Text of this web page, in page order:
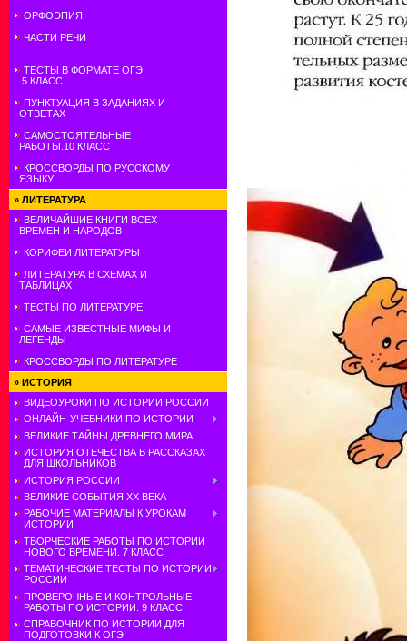
ОРФОЭПИЯ
ЧАСТИ РЕЧИ
ТЕСТЫ В ФОРМАТЕ ОГЭ.
5 КЛАСС
ПУНКТУАЦИЯ В ЗАДАНИЯХ И
ОТВЕТАХ
САМОСТОЯТЕЛЬНЫЕ
РАБОТЫ.10 КЛАСС
КРОССВОРДЫ ПО РУССКОМУ
ЯЗЫКУ
» ЛИТЕРАТУРА
ВЕЛИЧАЙШИЕ КНИГИ ВСЕХ
ВРЕМЕН И НАРОДОВ
КОРИФЕИ ЛИТЕРАТУРЫ
ЛИТЕРАТУРА В СХЕМАХ И
ТАБЛИЦАХ
ТЕСТЫ ПО ЛИТЕРАТУРЕ
САМЫЕ ИЗВЕСТНЫЕ МИФЫ И
ЛЕГЕНДЫ
КРОССВОРДЫ ПО ЛИТЕРАТУРЕ
» ИСТОРИЯ
ВИДЕОУРОКИ ПО ИСТОРИИ РОССИИ
ОНЛАЙН-УЧЕБНИКИ ПО ИСТОРИИ
ВЕЛИКИЕ ТАЙНЫ ДРЕВНЕГО МИРА
ИСТОРИЯ ОТЕЧЕСТВА В РАССКАЗАХ
ДЛЯ ШКОЛЬНИКОВ
ИСТОРИЯ РОССИИ
ВЕЛИКИЕ СОБЫТИЯ ХХ ВЕКА
РАБОЧИЕ МАТЕРИАЛЫ К УРОКАМ
ИСТОРИИ
ТВОРЧЕСКИЕ РАБОТЫ ПО ИСТОРИИ
НОВОГО ВРЕМЕНИ. 7 КЛАСС
ТЕМАТИЧЕСКИЕ ТЕСТЫ ПО ИСТОРИИ
РОССИИ
ПРОВЕРОЧНЫЕ И КОНТРОЛЬНЫЕ
РАБОТЫ ПО ИСТОРИИ. 9 КЛАСС
СПРАВОЧНИК ПО ИСТОРИИ ДЛЯ
ПОДГОТОВКИ К ОГЭ